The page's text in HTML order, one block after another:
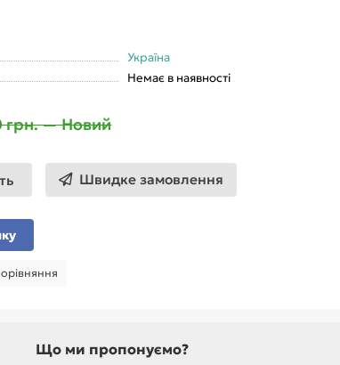
Україна
Немає в наявності
грн. — Новий
Швидке замовлення
Що ми пропонуємо?